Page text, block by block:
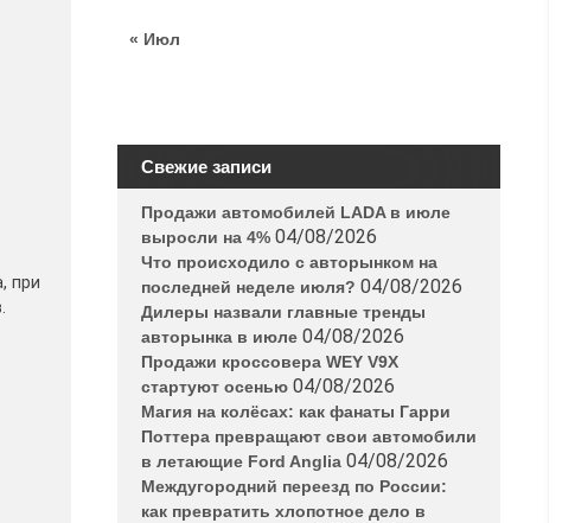
при
« Июл
Свежие записи
Продажи автомобилей LADA в июле
выросли на 4% 04/08/2026
Что происходило с авторынком на
последней неделе июля? 04/08/2026
Дилеры назвали главные тренды
авторынка в июле 04/08/2026
Продажи кроссовера WEY V9X
стартуют осенью 04/08/2026
Магия на колёсах: как фанаты Гарри
Поттера превращают свои автомобили
в летающие Ford Anglia 04/08/2026
Междугородний переезд по России:
как превратить хлопотное дело в